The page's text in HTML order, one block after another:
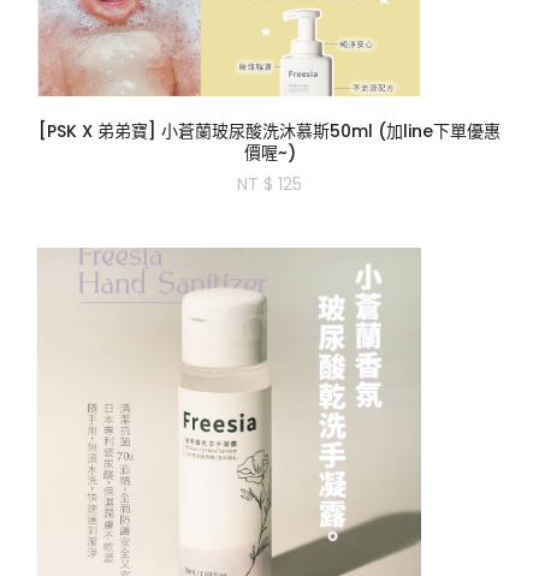
[PSK X 弟弟寶] 小蒼蘭玻尿酸洗沐慕斯50ml (加line下單優惠
價喔~)
NT $ 125